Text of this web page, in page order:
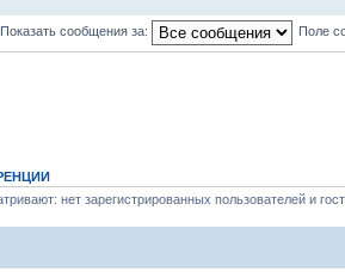
Показать сообщения за: Поле
нет зарегистрированных пользователей и